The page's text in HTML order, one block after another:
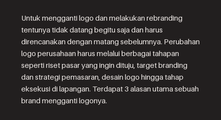
Untuk mengganti logo dan melakukan rebranding
tentunya tidak datang begitu saja dan harus
direncanakan dengan matang sebelumnya. Perubahan
logo perusahaan harus melalui berbagai tahapan
seperti riset pasar yang ingin dituju, target branding
dan strategi pemasaran, desain logo hingga tahap
eksekusi di lapangan. Terdapat 3 alasan utama sebuah
brand mengganti logonya.